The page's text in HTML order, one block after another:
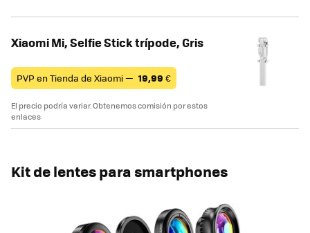
Xiaomi Mi, Selfie Stick trípode, Gris
PVP en Tienda de Xiaomi — 19,99 €
El precio podría variar. Obtenemos comisión por estos
enlaces
Kit de lentes para smartphones